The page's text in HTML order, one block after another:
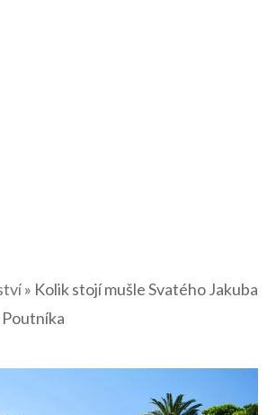
» Kolik stojí mušle Svatého Jakuba
Poutníka